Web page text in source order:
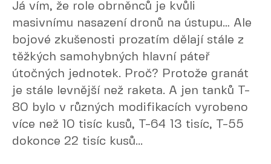
Já vím, že role obrněnců je kvůli
masivnímu nasazení dronů na ústupu… Ale
bojové zkušenosti prozatím dělají stále z
těžkých samohybných hlavní páteř
útočných jednotek. Proč? Protože granát
je stále levnější než raketa. A jen tanků T-
80 bylo v různých modifikacích vyrobeno
více než 10 tisíc kusů, T-64 13 tisíc, T-55
dokonce 22 tisíc kusů...